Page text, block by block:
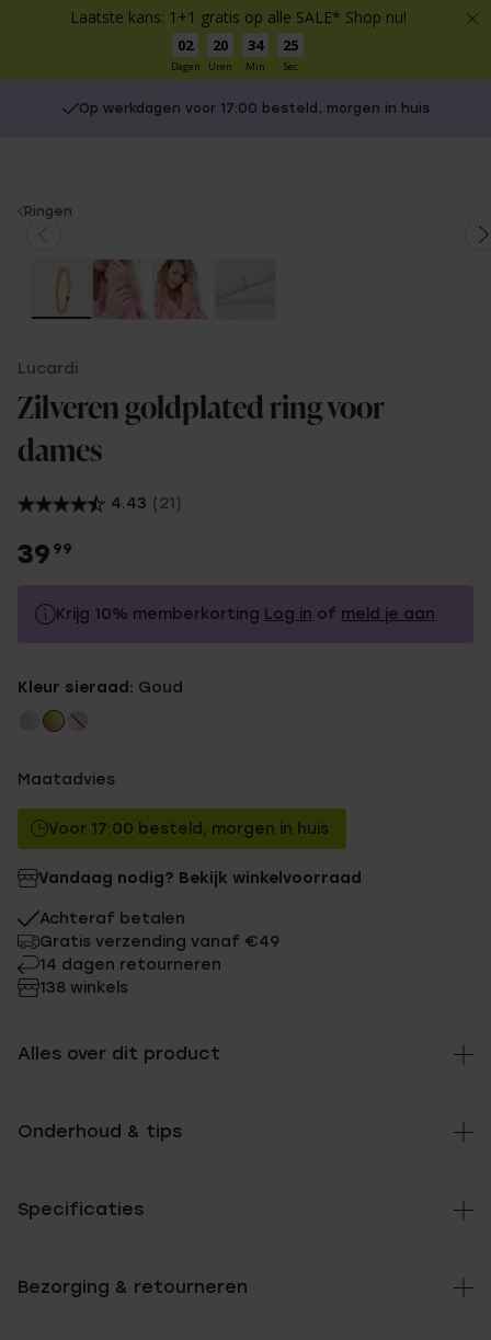
Laatste kans: 1+1 gratis op alle SALE* Shop nu!
02
Dagen
20
Uren
34
Min
25
Sec
Op werkdagen voor 17:00 besteld, morgen in huis
You
here:
Ringen
Lucardi
Zilveren goldplated ring voor
dames
4.43 (21)
39 99
Krijg 10% memberkorting Log in of meld je aan
Zonder memberkorting
Kleur sieraad: Goud
Maatadvies
Voor 17:00 besteld, morgen in huis
Vandaag nodig? Bekijk winkelvoorraad
Achteraf betalen
Gratis verzending vanaf €49
14 dagen retourneren
138 winkels
Alles over dit product
Onderhoud & tips
Specificaties
Bezorging & retourneren